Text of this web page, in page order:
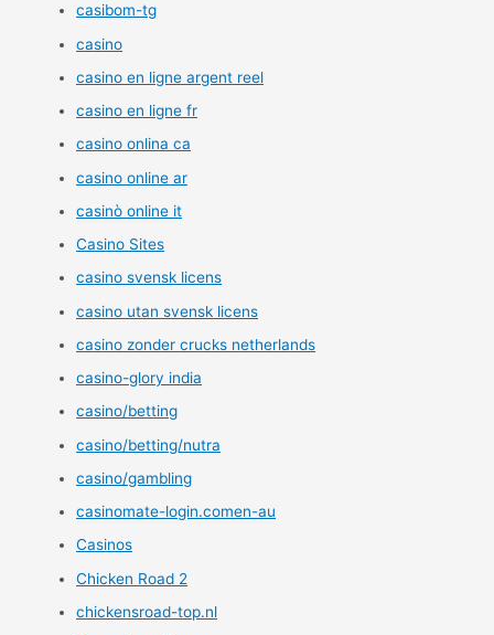
casibom-tg
casino
casino en ligne argent reel
casino en ligne fr
casino onlina ca
casino online ar
casinò online it
Casino Sites
casino svensk licens
casino utan svensk licens
casino zonder crucks netherlands
casino-glory india
casino/betting
casino/betting/nutra
casino/gambling
casinomate-login.comen-au
Casinos
Chicken Road 2
chickensroad-top.nl